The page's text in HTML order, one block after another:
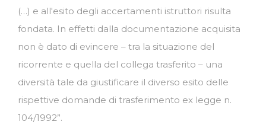
(…) e all'esito degli accertamenti istruttori risulta
fondata. In effetti dalla documentazione acquisita
non è dato di evincere – tra la situazione del
ricorrente e quella del collega trasferito – una
diversità tale da giustificare il diverso esito delle
rispettive domande di trasferimento ex legge n.
104/1992”.